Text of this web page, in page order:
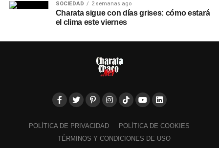
SOCIEDAD 2 semanas ago
Charata sigue con días grises: cómo estará
el clima este viernes
POLÍTICA DE PRIVACIDAD
POLÍTICA DE COOKIES
TÉRMINOS Y CONDICIONES DE USO